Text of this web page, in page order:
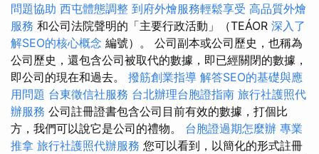
問題協助 西屯體態調整 到府外燴服務輕鬆享受 高品質外燴
服務 和公司法院聲明的「主要行政活動」（TEÁOR 深入了
解SEO的核心概念 編號）。 公司副本或公司歷史，也稱為
公司歷史，還包含公司被取代的數據，即已經關閉的數據，
即公司的現在和過去。 撥筋創業指導 解答SEO的基礎與應
用問題 台東徵信社服務 台北辦理台胞證指南 旅行社護照代
辦服務 公司註冊證書包含公司目前有效的數據，打個比
方，我們可以說它是公司的禮物。 台胞證過期怎麼辦 專業
推拿 旅行社護照代辦服務 您可以看到，以簡化的形式註冊